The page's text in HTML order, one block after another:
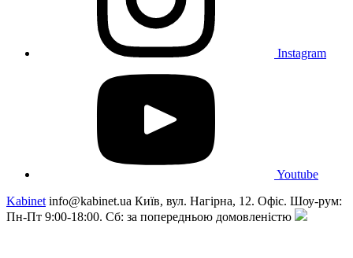
Instagram
Youtube
Kabinet info@kabinet.ua Київ, вул. Нагірна, 12. Офіс. Шоу-рум:
Пн-Пт 9:00-18:00. Сб: за попередньою домовленістю